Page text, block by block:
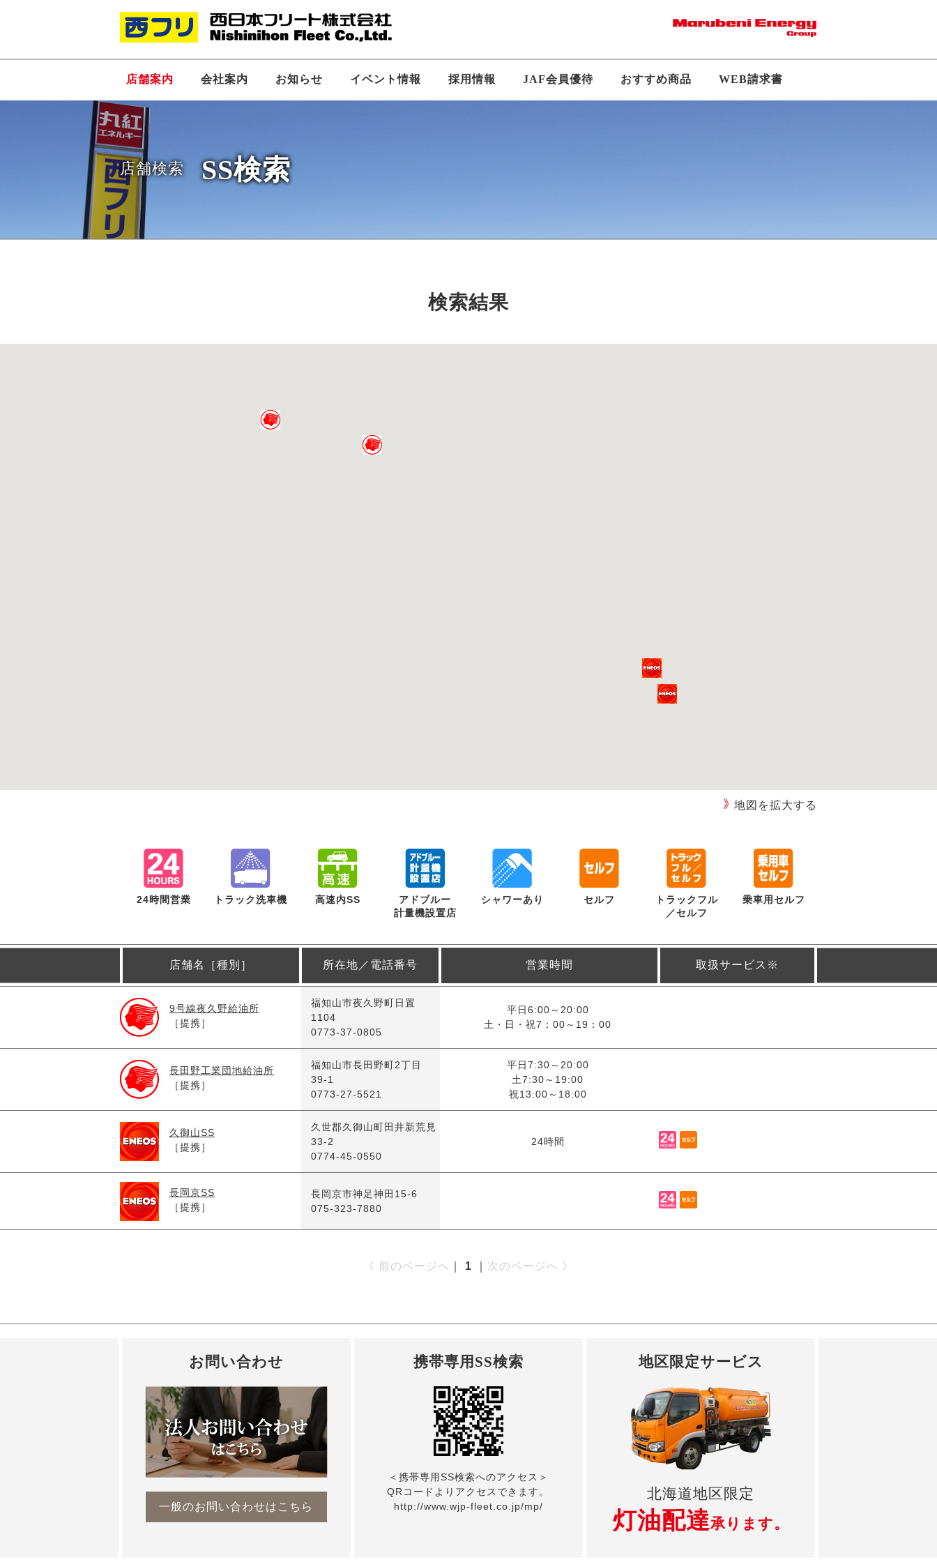
店舗案内 会社案内 お知らせ イベント情報 採用情報 JAF会員優待 おすすめ商品 WEB請求書
店舗検索 SS検索
検索結果
地図を拡大する
24時間営業 トラック洗車機 高速内SS
アドブルー
計量機設置店
シャワーあり セルフ
トラックフル
／セルフ
乗車用セルフ
店舗名［種別］ 所在地／電話番号 営業時間 取扱サービス※
9号線夜久野給油所
［提携］
福知山市夜久野町日置
1104
0773-37-0805
平日6:00～20:00
土・日・祝7：00～19：00
長田野工業団地給油所
［提携］
福知山市長田野町2丁目
39-1
0773-27-5521
平日7:30～20:00
土7:30～19:00
祝13:00～18:00
久御山SS
［提携］
久世郡久御山町田井新荒見
33-2
0774-45-0550
24時間
長岡京SS
［提携］
長岡京市神足神田15-6
075-323-7880
《 前のページへ 1 次のページへ 》
お問い合わせ
一般のお問い合わせはこちら
携帯専用SS検索
＜携帯専用SS検索へのアクセス＞
QRコードよりアクセスできます。
http://www.wjp-fleet.co.jp/mp/
地区限定サービス
北海道地区限定
灯油配達承ります。